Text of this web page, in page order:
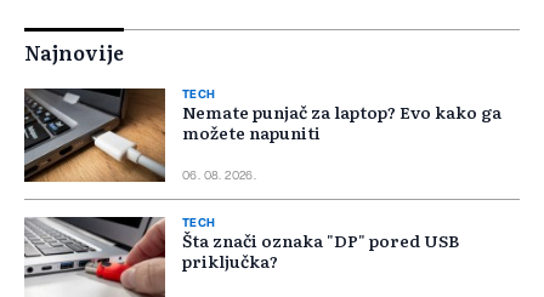
Najnovije
TECH
Nemate punjač za laptop? Evo kako ga
možete napuniti
06. 08. 2026.
TECH
Šta znači oznaka "DP" pored USB
priključka?